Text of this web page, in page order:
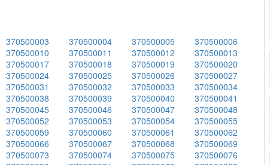
370500003 370500004 370500005
370500006
370500010 370500011 370500012
370500013
370500017 370500018 370500019
370500020
370500024 370500025 370500026
370500027
370500031 370500032 370500033
370500034
370500038 370500039 370500040
370500041
370500045 370500046 370500047
370500048
370500052 370500053 370500054
370500055
370500059 370500060 370500061
370500062
370500066 370500067 370500068
370500069
370500073 370500074 370500075
370500076